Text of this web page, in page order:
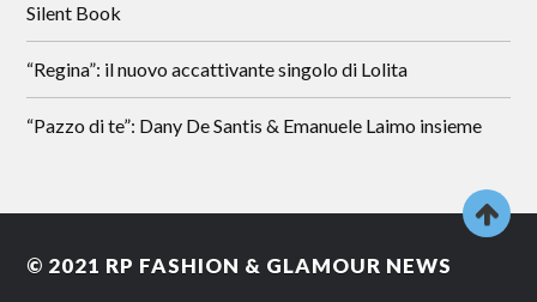
Silent Book
“Regina”: il nuovo accattivante singolo di Lolita
“Pazzo di te”: Dany De Santis & Emanuele Laimo insieme
© 2021 RP FASHION & GLAMOUR NEWS